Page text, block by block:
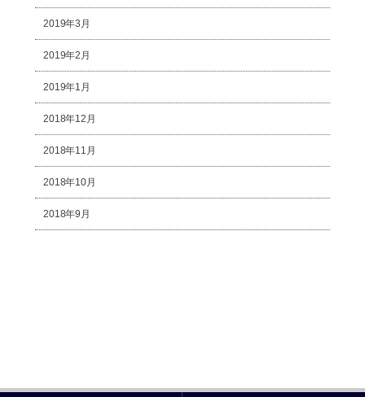
2019年3月
2019年2月
2019年1月
2018年12月
2018年11月
2018年10月
2018年9月